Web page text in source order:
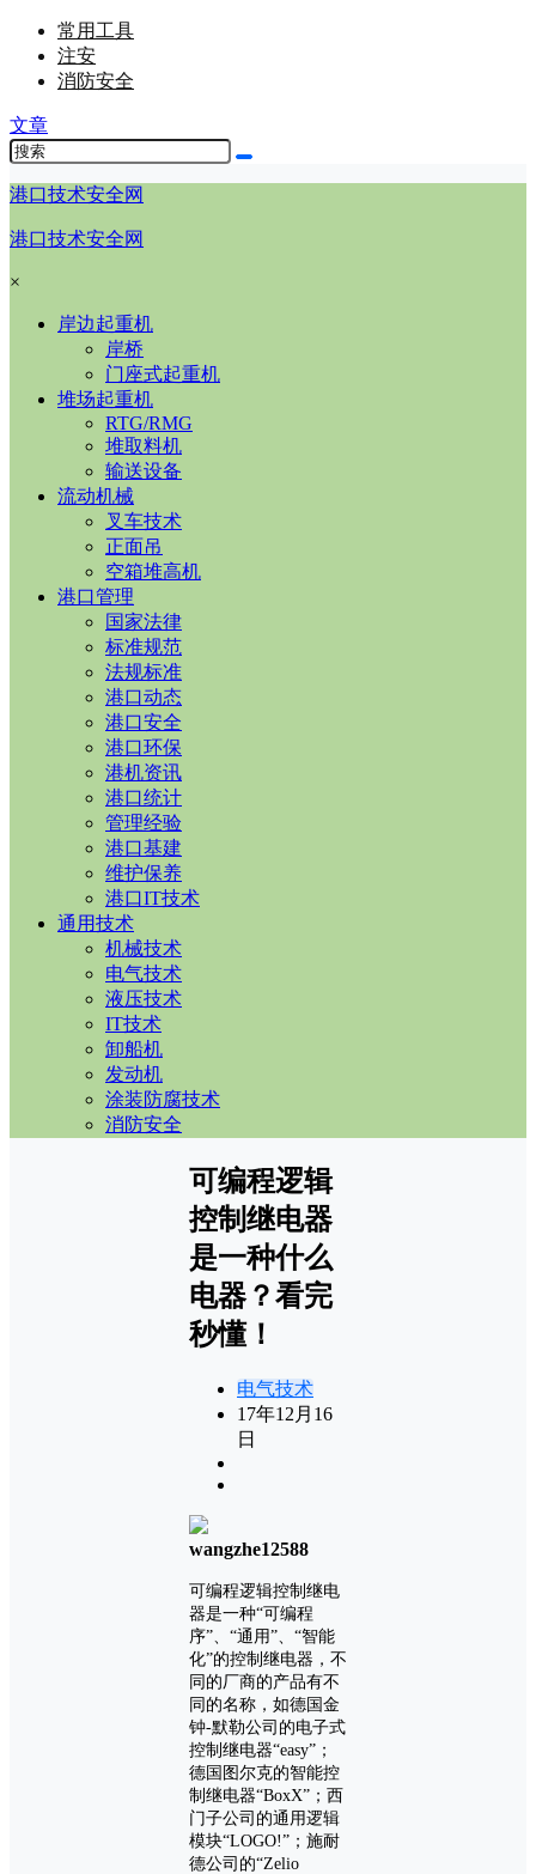
常用工具
注安
消防安全
文章
港口技术安全网
港口技术安全网
×
岸边起重机
岸桥
门座式起重机
堆场起重机
RTG/RMG
堆取料机
输送设备
流动机械
叉车技术
正面吊
空箱堆高机
港口管理
国家法律
标准规范
法规标准
港口动态
港口安全
港口环保
港机资讯
港口统计
管理经验
港口基建
维护保养
港口IT技术
通用技术
机械技术
电气技术
液压技术
IT技术
卸船机
发动机
涂装防腐技术
消防安全
可编程逻辑
控制继电器
是一种什么
电器？看完
秒懂！
电气技术
17年12月16
日
wangzhe12588
可编程逻辑控制继电
器是一种“可编程
序”、“通用”、“智能
化”的控制继电器，不
同的厂商的产品有不
同的名称，如德国金
钟-默勒公司的电子式
控制继电器“easy”；
德国图尔克的智能控
制继电器“BoxX”；西
门子公司的通用逻辑
模块“LOGO!”；施耐
德公司的“Zelio